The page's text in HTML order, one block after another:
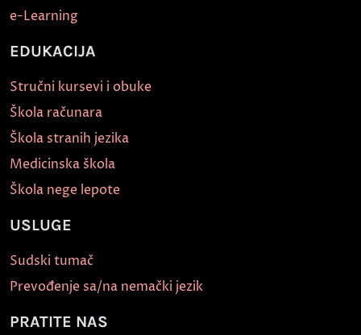
e-Learning
EDUKACIJA
Stručni kursevi i obuke
Škola računara
Škola stranih jezika
Medicinska škola
Škola nege lepote
USLUGE
Sudski tumač
Prevođenje sa/na nemački jezik
PRATITE NAS